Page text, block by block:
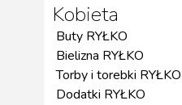
Kobieta
Buty RYŁKO
Bielizna RYŁKO
Torby i torebki RYŁKO
Dodatki RYŁKO